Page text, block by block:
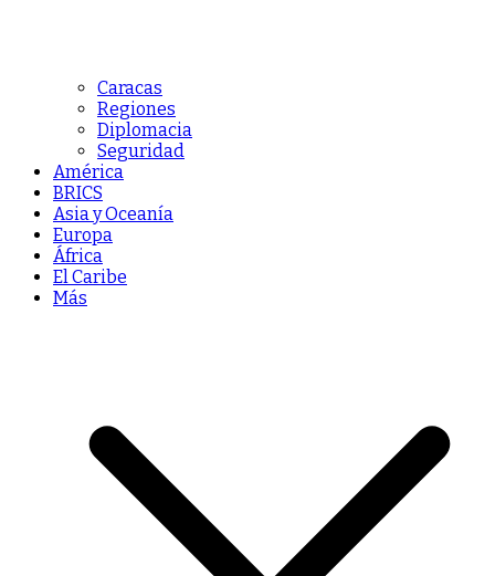
Caracas
Regiones
Diplomacia
Seguridad
América
BRICS
Asia y Oceanía
Europa
África
El Caribe
Más